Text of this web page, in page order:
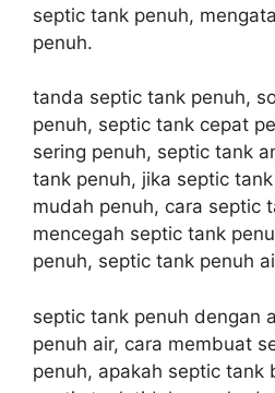
septic tank penuh,
penuh.
tanda septic tank penuh,
penuh, septic tank cepat
sering penuh, septic tank
tank penuh, jika septic
mudah penuh, cara septic
mencegah septic tank
penuh, septic tank penuh
septic tank penuh dengan
penuh air, cara membuat
penuh, apakah septic tank